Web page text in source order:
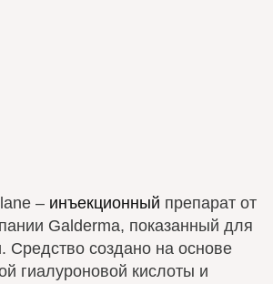
– инъекционный препарат от
Galderma, показанный для
Средство создано на основе
гиалуроновой кислоты и